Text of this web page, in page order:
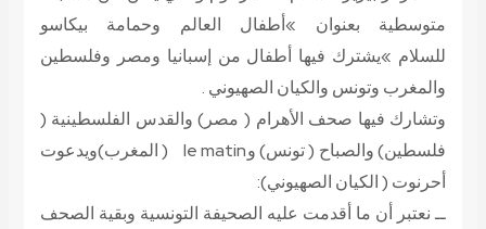
متوسطية بعنوان »أطفال العالم وحمامة بيكاسو
للسلام »يشترك فيها أطفال من إسبانيا ومصر وفلسطين
والمغرب وتونس والكيان الصهيوني .
وتشارك فيها صحف الأهرام ( مصر) والقدس الفلسطينية (
فلسطين) والصباح ( تونس) وle matin ( المغرب)ويدعوت
أحرنوت ( الكيان الصهيوني):
ــ نعتبر أن ما أقدمت عليه الصحيفة التونسية وبقية الصحف